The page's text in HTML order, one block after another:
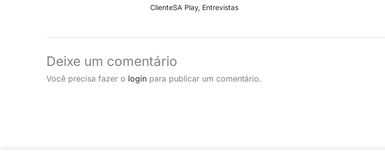
ClienteSA Play, Entrevistas
Deixe um comentário
Você precisa fazer o login para publicar um comentário.